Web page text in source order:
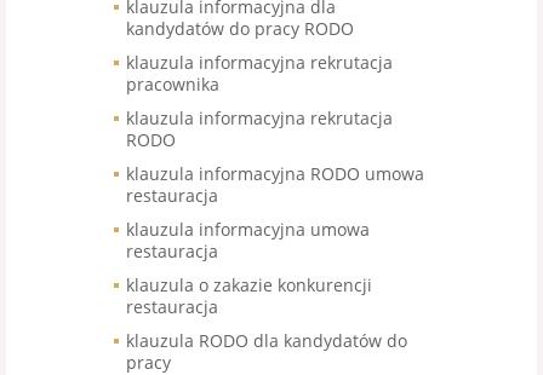
klauzula informacyjna dla
kandydatów do pracy RODO
klauzula informacyjna rekrutacja
pracownika
klauzula informacyjna rekrutacja
RODO
klauzula informacyjna RODO umowa
restauracja
klauzula informacyjna umowa
restauracja
klauzula o zakazie konkurencji
restauracja
klauzula RODO dla kandydatów do
pracy